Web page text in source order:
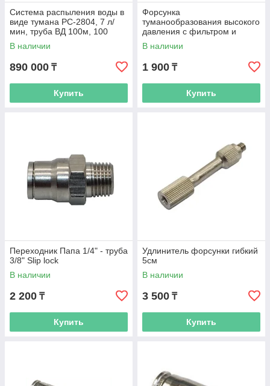
Система распыления воды в
виде тумана PC-2804, 7 л/
мин, труба ВД 100м, 100
форсунок
В наличии
890 000 ₸
Купить
Форсунка
туманообразования высокого
давления с фильтром и
клапаном 0.3 мм
В наличии
1 900 ₸
Купить
Переходник Папа 1/4" - труба
3/8" Slip lock
В наличии
2 200 ₸
Купить
Удлинитель форсунки гибкий
5см
В наличии
3 500 ₸
Купить